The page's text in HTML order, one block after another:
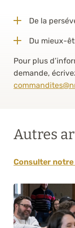
De la
Du mieux-
Pour plus
demande,
Autres
Consulter notre